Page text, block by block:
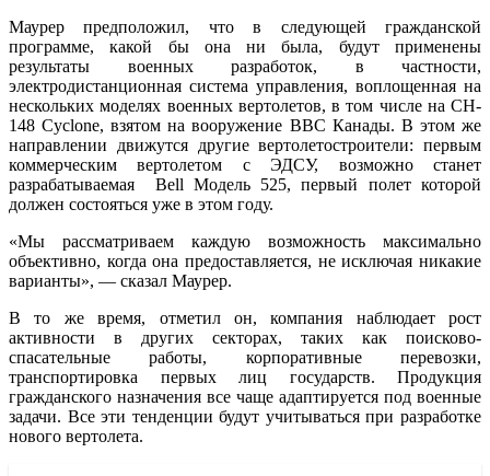
Маурер предположил, что в следующей гражданской
программе, какой бы она ни была, будут применены
результаты военных разработок, в частности,
электродистанционная система управления, воплощенная на
нескольких моделях военных вертолетов, в том числе на CH-
148 Cyclone, взятом на вооружение ВВС Канады. В этом же
направлении движутся другие вертолетостроители: первым
коммерческим вертолетом с ЭДСУ, возможно станет
разрабатываемая Bell Модель 525, первый полет которой
должен состояться уже в этом году.
«Мы рассматриваем каждую возможность максимально
объективно, когда она предоставляется, не исключая никакие
варианты», — сказал Маурер.
В то же время, отметил он, компания наблюдает рост
активности в других секторах, таких как поисково-
спасательные работы, корпоративные перевозки,
транспортировка первых лиц государств. Продукция
гражданского назначения все чаще адаптируется под военные
задачи. Все эти тенденции будут учитываться при разработке
нового вертолета.